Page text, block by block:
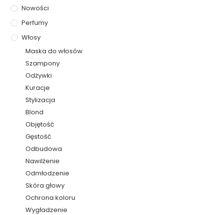
Nowości
Perfumy
Włosy
Maska do włosów
Szampony
Odżywki
Kuracje
Stylizacja
Blond
Objętość
Gęstość
Odbudowa
Nawilżenie
Odmłodzenie
Skóra głowy
Ochrona koloru
Wygładzenie